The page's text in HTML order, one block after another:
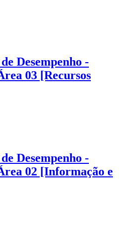
Desempenho -
03 [Recursos
Desempenho -
02 [Informação e